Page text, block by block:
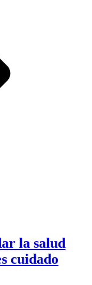
la salud
cuidado